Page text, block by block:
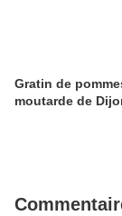
Gratin de
moutarde de